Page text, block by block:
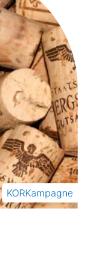
KORKampagne